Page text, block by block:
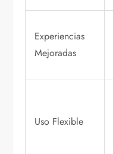
Experiencias
Mejoradas
Uso Flexible